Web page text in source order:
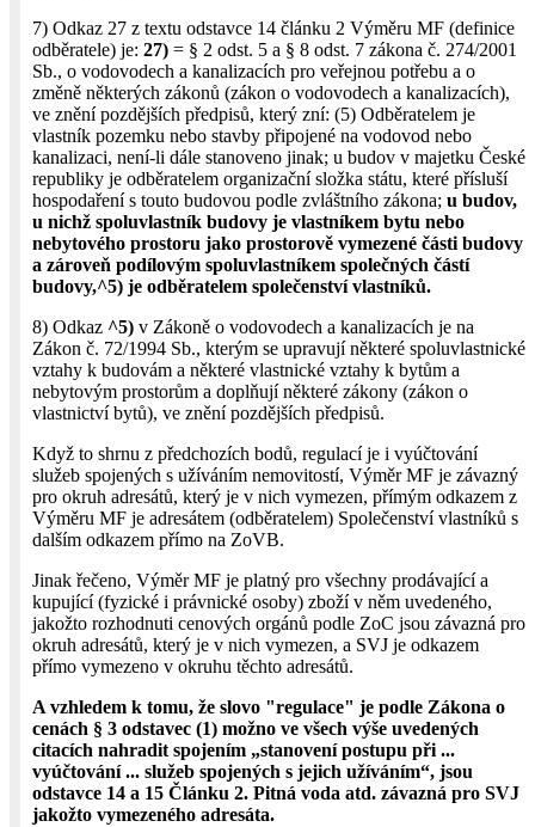
7) Odkaz 27 z textu odstavce 14 článku 2 Výměru MF (definice
odběratele) je: 27) = § 2 odst. 5 a § 8 odst. 7 zákona č. 274/2001
Sb., o vodovodech a kanalizacích pro veřejnou potřebu a o
změně některých zákonů (zákon o vodovodech a kanalizacích),
ve znění pozdějších předpisů, který zní: (5) Odběratelem je
vlastník pozemku nebo stavby připojené na vodovod nebo
kanalizaci, není-li dále stanoveno jinak; u budov v majetku České
republiky je odběratelem organizační složka státu, které přísluší
hospodaření s touto budovou podle zvláštního zákona; u budov,
u nichž spoluvlastník budovy je vlastníkem bytu nebo
nebytového prostoru jako prostorově vymezené části budovy
a zároveň podílovým spoluvlastníkem společných částí
budovy,^5) je odběratelem společenství vlastníků.
8) Odkaz ^5) v Zákoně o vodovodech a kanalizacích je na
Zákon č. 72/1994 Sb., kterým se upravují některé spoluvlastnické
vztahy k budovám a některé vlastnické vztahy k bytům a
nebytovým prostorům a doplňují některé zákony (zákon o
vlastnictví bytů), ve znění pozdějších předpisů.
Když to shrnu z předchozích bodů, regulací je i vyúčtování
služeb spojených s užíváním nemovitostí, Výměr MF je závazný
pro okruh adresátů, který je v nich vymezen, přímým odkazem z
Výměru MF je adresátem (odběratelem) Společenství vlastníků s
dalším odkazem přímo na ZoVB.
Jinak řečeno, Výměr MF je platný pro všechny prodávající a
kupující (fyzické i právnické osoby) zboží v něm uvedeného,
jakožto rozhodnuti cenových orgánů podle ZoC jsou závazná pro
okruh adresátů, který je v nich vymezen, a SVJ je odkazem
přímo vymezeno v okruhu těchto adresátů.
A vzhledem k tomu, že slovo "regulace" je podle Zákona o
cenách § 3 odstavec (1) možno ve všech výše uvedených
citacích nahradit spojením „stanovení postupu při ...
vyúčtování ... služeb spojených s jejich užíváním“, jsou
odstavce 14 a 15 Článku 2. Pitná voda atd. závazná pro SVJ
jakožto vymezeného adresáta.